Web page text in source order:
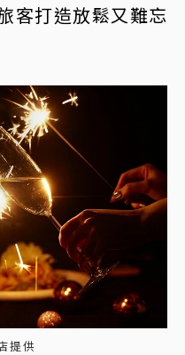
客打造放鬆又難忘
提供